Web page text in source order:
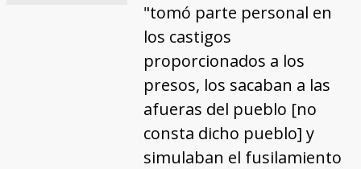
"tomó parte personal en
los castigos
proporcionados a los
presos, los sacaban a las
afueras del pueblo [no
consta dicho pueblo] y
simulaban el fusilamiento